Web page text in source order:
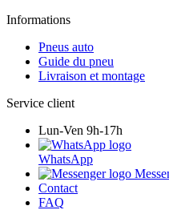
Informations
Pneus auto
Guide du pneu
Livraison et montage
Service client
Lun-Ven 9h-17h
WhatsApp
Contact
FAQ